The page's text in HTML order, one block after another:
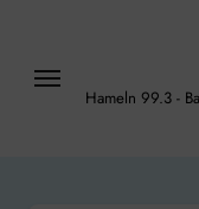
content
Hameln 99.3 -